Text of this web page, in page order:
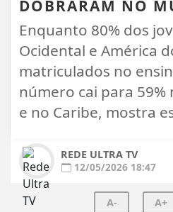
DOBRARAM NO
Enquanto 80% dos
Ocidental e América
matriculados no
número cai para 59%
e no Caribe, mostra
REDE ULTRA TV
12/05/2026 18:47
A- A+